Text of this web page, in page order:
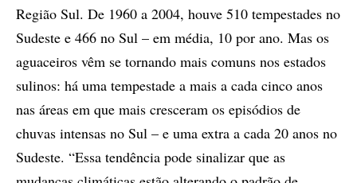
Região Sul. De 1960 a 2004, houve 510 tempestades no
Sudeste e 466 no Sul – em média, 10 por ano. Mas os
aguaceiros vêm se tornando mais comuns nos estados
sulinos: há uma tempestade a mais a cada cinco anos
nas áreas em que mais cresceram os episódios de
chuvas intensas no Sul – e uma extra a cada 20 anos no
Sudeste. “Essa tendência pode sinalizar que as